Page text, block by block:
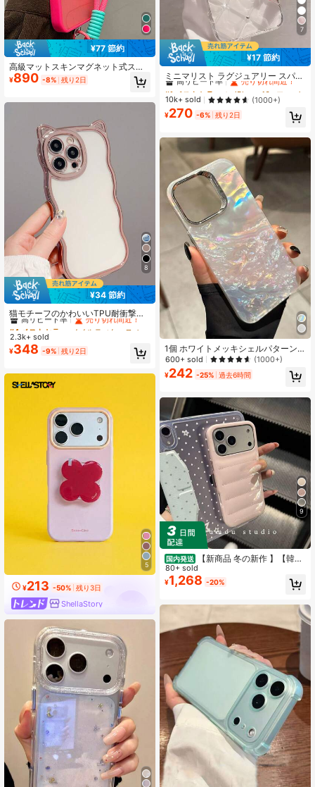
¥77 節約
高級マットスキンマグネット式スマ
ホケース、取り外し可能なストラッ
プ付き、iPhone 17 Pro Max、17 Pr
¥890 -8% 残り2日
8
¥34 節約
猫モチーフのかわいいTPU耐衝撃ノ
ベルティケース 1個 おしゃれな猫耳
型TPUスマホケース ローズゴールド
メッキの波型エッジ 厚みのあるカバ
ー iPhone対応 防水 落下防止 傷防止
#4 ベストセラー ノベルティケース
高リピート率
売り切れ間近！
#4 ベストセラー
ノベルティケース
高リピート率
#4 ベストセラー
ノベルティケース
高リピート率
#4 ベストセラー ノベルティケース
売り切れ間近！
2.3k+ sold
¥348 -9% 残り2日
5
¥213 -50% 残り3日
ShellaStory
7
¥17 節約
ミニマリスト ラグジュアリー スパー
クリング ラインストーン グリッター
ファッション 透明 スマホケース iPh
one 17 Pro Max/17 Pro/17 Air/17/16
Pro Max/16/16 Pro/16 Plus/16e/15/1
5 Pro Max/15 Pro/15 Plus/11/12/13/1
o/12 Pro Max/13 Pro/13 Pro Max/7
Plus/14 Pro/14 Pro Max/14 Plus対応
クリエイティブ ソフトシェル 誕生日
プレゼント パーティー
#1 ベストセラー
に iPhone 16e ファッションスマホケース
高リピート率
売り切れ間近！
#1 ベストセラー
に iPhone 16e ファッションスマホケース
高リピート率
売り切れ間近！
#1 ベストセラー
に iPhone 16e ファッションスマホケース
高リピート率
売り切れ間近！
#1 ベストセラー
に iPhone 16e ファッションスマホケース
売り切れ間近！
10k+ sold (1000+)
¥270 -6% 残り2日
1個 ホワイトメッキシェルパターン
光沢ソフトケース、16/15/11/14/12/1
3 Pro Max対応、カメラ保護、耐衝
撃、防水、耐落下、耐傷
600+ sold (1000+)
¥242 -25% 過去6時間
9
国内発送
【新商品 冬の新作 】【韓国
オシャレ人気】高級レストラン新発
売、人気沸騰中しゅうとう しんさく
レストラン韓国かわいい新デザイン
ス かわいい iPhone16ケース、耐衝
撃性、iPhone17Proケース16 Pro Ma
x/15 Pro/14/13に適合
80+ sold
¥1,268 -20%